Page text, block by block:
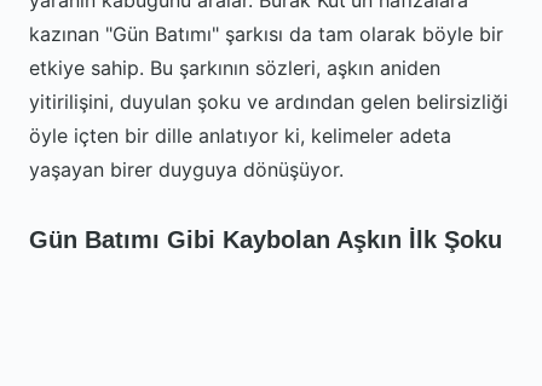
kazınan "Gün Batımı" şarkısı da tam olarak böyle bir
etkiye sahip. Bu şarkının sözleri, aşkın aniden
yitirilişini, duyulan şoku ve ardından gelen belirsizliği
öyle içten bir dille anlatıyor ki, kelimeler adeta
yaşayan birer duyguya dönüşüyor.
Gün Batımı Gibi Kaybolan Aşkın İlk Şoku